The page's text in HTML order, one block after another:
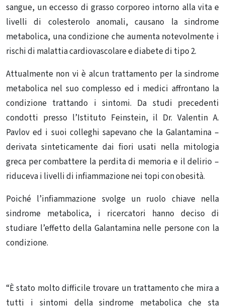
sangue, un eccesso di grasso corporeo intorno alla vita e
livelli di colesterolo anomali, causano la sindrome
metabolica, una condizione che aumenta notevolmente i
rischi di malattia cardiovascolare e diabete di tipo 2.
Attualmente non vi è alcun trattamento per la sindrome
metabolica nel suo complesso ed i medici affrontano la
condizione trattando i sintomi. Da studi precedenti
condotti presso l’Istituto Feinstein, il Dr. Valentin A.
Pavlov ed i suoi colleghi sapevano che la Galantamina –
derivata sinteticamente dai fiori usati nella mitologia
greca per combattere la perdita di memoria e il delirio –
riduceva i livelli di infiammazione nei topi con obesità.
Poiché l’infiammazione svolge un ruolo chiave nella
sindrome metabolica, i ricercatori hanno deciso di
studiare l’effetto della Galantamina nelle persone con la
condizione.
“È stato molto difficile trovare un trattamento che mira a
tutti i sintomi della sindrome metabolica che sta